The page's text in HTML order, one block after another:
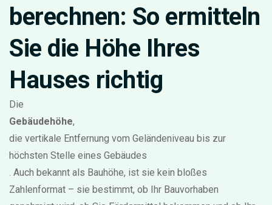
berechnen: So ermitteln
Sie die Höhe Ihres
Hauses richtig
Die
Gebäudehöhe,
die vertikale Entfernung vom Geländeniveau bis zur
höchsten Stelle eines Gebäudes
. Auch bekannt als Bauhöhe, ist sie kein bloßes
Zahlenformat – sie bestimmt, ob Ihr Bauvorhaben